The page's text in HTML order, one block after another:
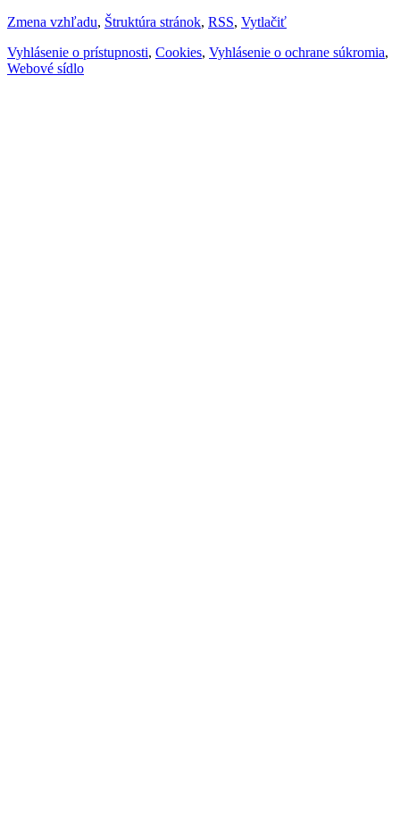
Zmena vzhľadu, Štruktúra stránok, RSS, Vytlačiť
Vyhlásenie o prístupnosti, Cookies, Vyhlásenie o ochrane súkromia,
Webové sídlo